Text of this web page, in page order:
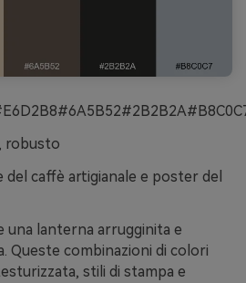
robusto
caffè artigianale e poster del
una lanterna arrugginita e
Queste combinazioni di colori
stili di stampa e